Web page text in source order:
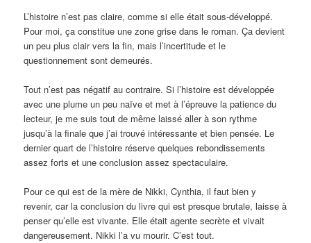
L’histoire n’est pas claire, comme si elle était sous-développé.
Pour moi, ça constitue une zone grise dans le roman. Ça devient
un peu plus clair vers la fin, mais l’incertitude et le
questionnement sont demeurés.
Tout n’est pas négatif au contraire. Si l’histoire est développée
avec une plume un peu naïve et met à l’épreuve la patience du
lecteur, je me suis tout de même laissé aller à son rythme
jusqu’à la finale que j’ai trouvé intéressante et bien pensée. Le
dernier quart de l’histoire réserve quelques rebondissements
assez forts et une conclusion assez spectaculaire.
Pour ce qui est de la mère de Nikki, Cynthia, il faut bien y
revenir, car la conclusion du livre qui est presque brutale, laisse à
penser qu’elle est vivante. Elle était agente secrète et vivait
dangereusement. Nikki l’a vu mourir. C’est tout.